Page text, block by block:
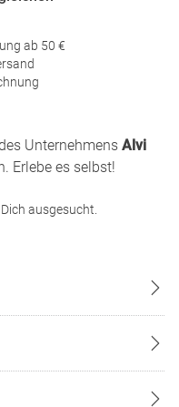
ab 50 €
Unternehmens Alvi
Erlebe es selbst!
ausgesucht.